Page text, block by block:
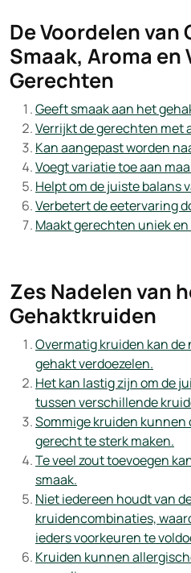
De Voordelen
Smaak, Aroma
Gerechten
Geeft smaak aan het
Verrijkt de gerechten met
Kan aangepast worden
Voegt variatie toe aan
Helpt om de juiste balans
Verbetert de eetervaring
Maakt gerechten uniek
Zes Nadelen van
Gehaktkruiden
Overmatig kruiden kan
gehakt verdoezelen.
Het kan lastig zijn om de
tussen verschillende
Sommige kruiden
gerecht te sterk maken.
Te veel zout toevoegen
smaak.
Niet iedereen houdt van
kruidencombinaties,
ieders voorkeuren te
Kruiden kunnen